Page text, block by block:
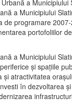
a Municipiului
programare
portofoliilor
a Municipiului
şi spaţiile
atractivitatea
în dezvoltarea